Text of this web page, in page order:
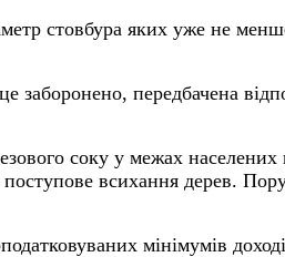
стовбура яких уже не
заборонено, передбачена
соку у межах
всихання дерев.
мінімумів